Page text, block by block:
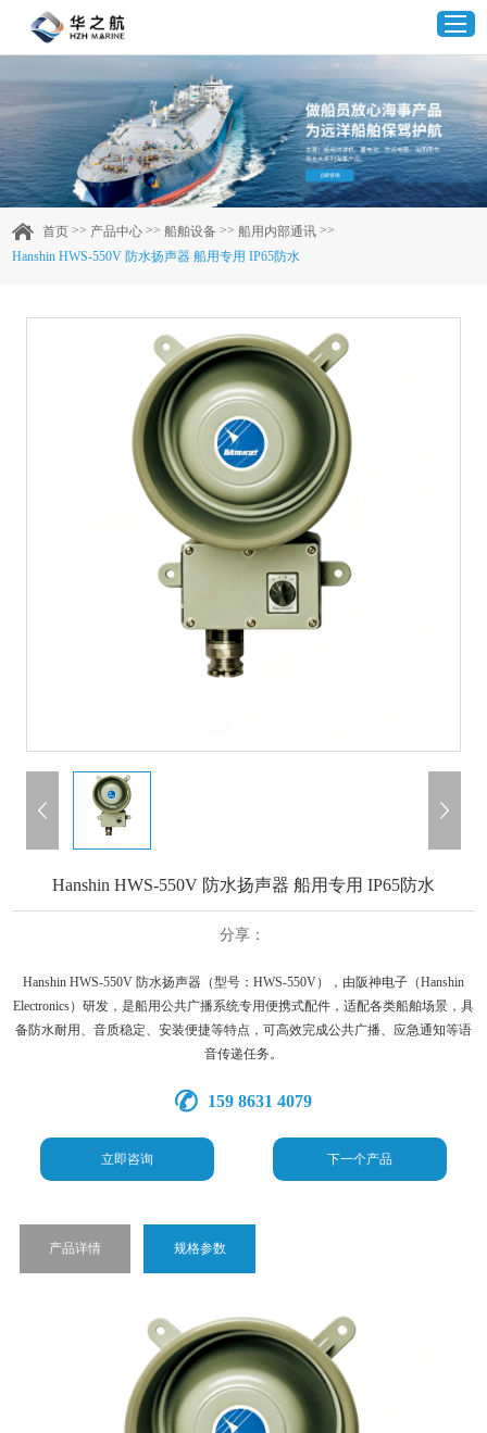
首页
产品中心
企业实力
客户案例
新闻资讯
联系我们
首页 >> 产品中心 >>船舶设备 >>船用内部通讯 >>
Hanshin HWS-550V 防水扬声器 船用专用 IP65防水
Hanshin HWS-550V 防水扬声器 船用专用 IP65防水
分享：
Hanshin HWS-550V 防水扬声器（型号：HWS-550V），由阪神电子（Hanshin
Electronics）研发，是船用公共广播系统专用便携式配件，适配各类船舶场景，具
备防水耐用、音质稳定、安装便捷等特点，可高效完成公共广播、应急通知等语
音传递任务。
159 8631 4079
立即咨询 下一个产品
产品详情 规格参数